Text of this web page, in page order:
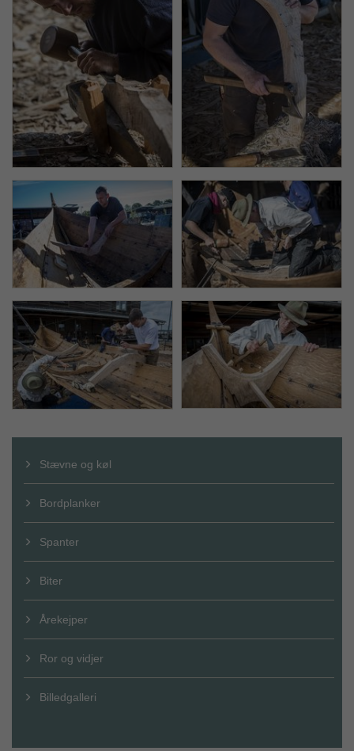
Stævne og køl
Bordplanker
Spanter
Biter
Årekejper
Ror og vidjer
Billedgalleri